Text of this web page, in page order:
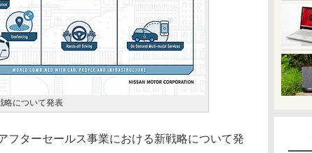
略について発表
ターセールス事業における新戦略について発